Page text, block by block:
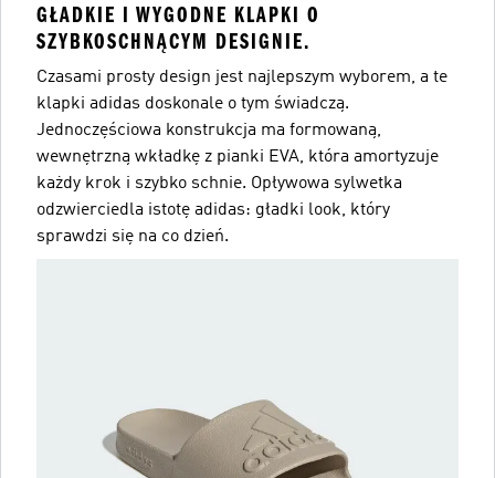
GŁADKIE I WYGODNE KLAPKI O
SZYBKOSCHNĄCYM DESIGNIE.
Czasami prosty design jest najlepszym wyborem, a te
klapki adidas doskonale o tym świadczą.
Jednoczęściowa konstrukcja ma formowaną,
wewnętrzną wkładkę z pianki EVA, która amortyzuje
każdy krok i szybko schnie. Opływowa sylwetka
odzwierciedla istotę adidas: gładki look, który
sprawdzi się na co dzień.